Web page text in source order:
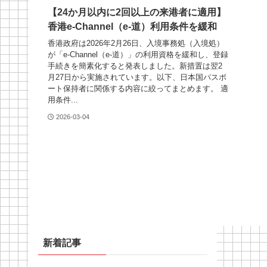
【24か月以内に2回以上の来港者に適用】
香港e-Channel（e-道）利用条件を緩和
香港政府は2026年2月26日、入境事務処（入境処）
が「e-Channel（e-道）」の利用資格を緩和し、登録
手続きを簡素化すると発表しました。新措置は翌2
月27日から実施されています。以下、日本国パスポ
ート保持者に関係する内容に絞ってまとめます。 適
用条件...
2026-03-04
新着記事